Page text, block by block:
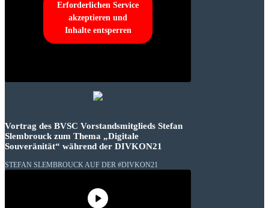
Erforderlichen Service
akzeptieren und
Inhalte entsperren
Vortrag des BVSC Vorstandsmitglieds Stefan
Slembrouck zum Thema „Digitale
Souveränität“ während der DIVKON21
STEFAN SLEMBROUCK AUF DER #DIVKON21